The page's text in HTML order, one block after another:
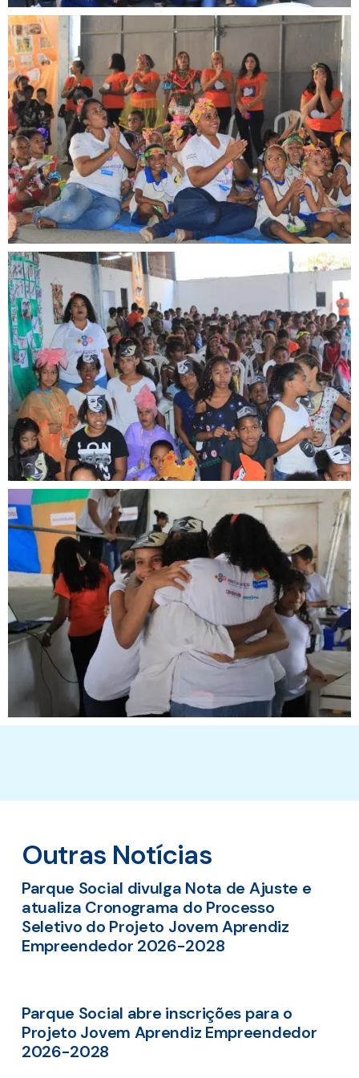
Outras Notícias
Parque Social divulga Nota de Ajuste e
atualiza Cronograma do Processo
Seletivo do Projeto Jovem Aprendiz
Empreendedor 2026-2028
Parque Social abre inscrições para o
Projeto Jovem Aprendiz Empreendedor
2026-2028